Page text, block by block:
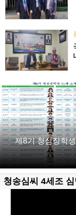
제8기 청심장학
청송심씨 4세조 심